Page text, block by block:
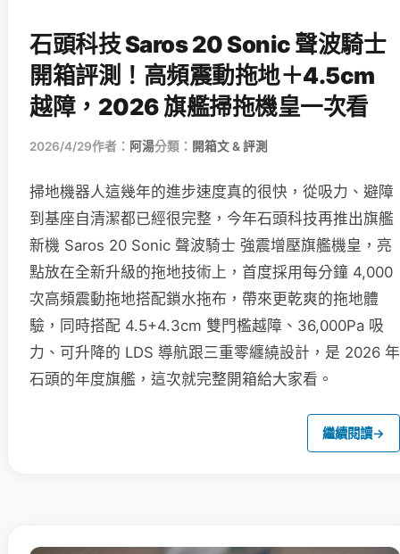
石頭科技 Saros 20 Sonic 聲波騎士
開箱評測！高頻震動拖地＋4.5cm
越障，2026 旗艦掃拖機皇一次看
2026/4/29作者： 阿湯分類： 開箱文 & 評測
掃地機器人這幾年的進步速度真的很快，從吸力、避障
到基座自清潔都已經很完整，今年石頭科技再推出旗艦
新機 Saros 20 Sonic 聲波騎士 強震增壓旗艦機皇，亮
點放在全新升級的拖地技術上，首度採用每分鐘 4,000
次高頻震動拖地搭配鎖水拖布，帶來更乾爽的拖地體
驗，同時搭配 4.5+4.3cm 雙門檻越障、36,000Pa 吸
力、可升降的 LDS 導航跟三重零纏繞設計，是 2026 年
石頭的年度旗艦，這次就完整開箱給大家看。
繼續閱讀→